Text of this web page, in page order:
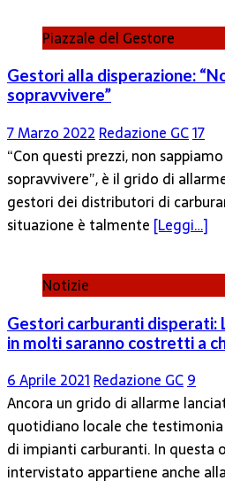
Piazzale del Gestore
Gestori alla disperazione:
sopravvivere”
7 Marzo 2022 Redazione GC17
“Con questi prezzi, non
sopravvivere”, è il grido di
gestori dei distributori di
situazione è talmente [Leggi…]
Notizie
Gestori carburanti disperati:
in molti saranno costretti a
6 Aprile 2021Redazione GC9
Ancora un grido di allarme
quotidiano locale che
di impianti carburanti. In questa
intervistato appartiene anche